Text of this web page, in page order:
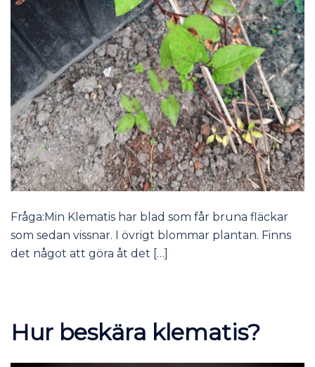
Fråga:Min Klematis har blad som får bruna fläckar
som sedan vissnar. I övrigt blommar plantan. Finns
det något att göra åt det […]
Hur beskära klematis?